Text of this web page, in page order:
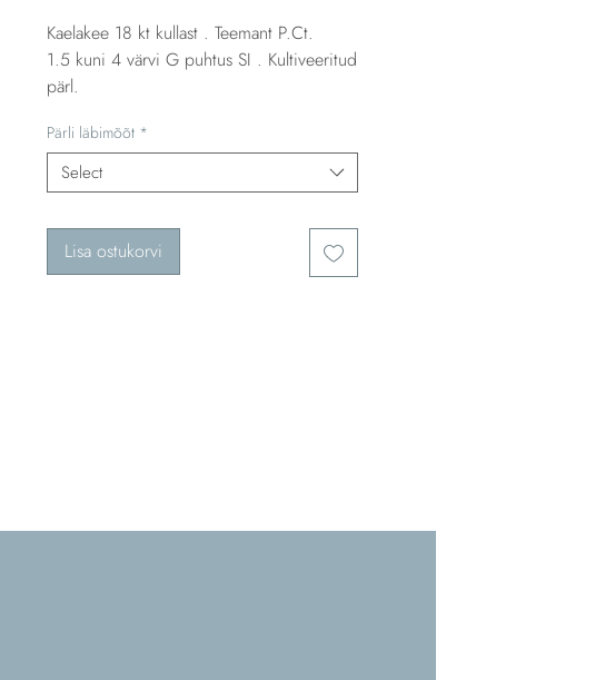
Kaelakee 18 kt kullast . Teemant P.Ct.
1.5 kuni 4 värvi G puhtus SI . Kultiveeritud
pärl.
Pärli läbimõõt *
Select
Lisa ostukorvi